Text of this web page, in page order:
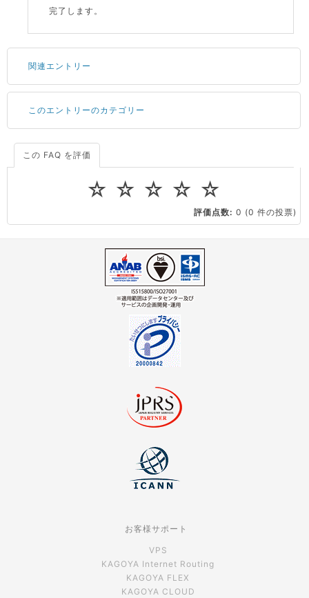
完了します。
関連エントリー
サーバーが重いので調査してほしい
一つの IP アドレスに複数のウェブサイトを公開したい
CPUやメモリをアップグレードしたい
virtio とは何ですか？
ストレージ容量を追加できますか？
このエントリーのカテゴリー
ドメインの管理・移転
ドメインの管理・移転 ドメインの取得・管理・更新
この FAQ を評価
☆
☆
☆
☆
☆
評価点数: 0 (0 件の投票)
お客様サポート
VPS
KAGOYA Internet Routing
KAGOYA FLEX
KAGOYA CLOUD